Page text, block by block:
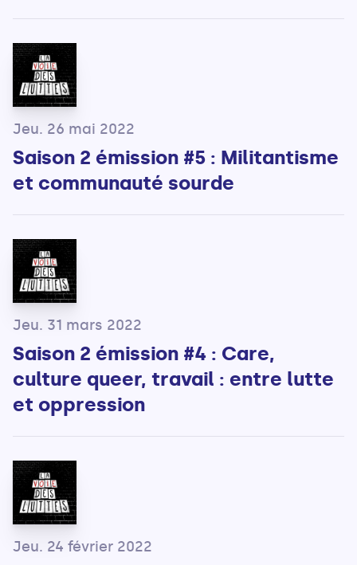
Jeu. 26 mai 2022
Saison 2 émission #5 : Militantisme
et communauté sourde
Jeu. 31 mars 2022
Saison 2 émission #4 : Care,
culture queer, travail : entre lutte
et oppression
Jeu. 24 février 2022